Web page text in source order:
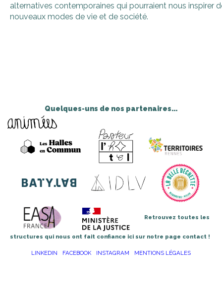
alternatives contemporaines qui pourraient nous inspirer
nouveaux modes de vie et de société.
Quelques-uns de nos partenaires...
Retrouvez toutes les
structures qui nous ont fait confiance ici sur notre page contact !
LINKEDIN FACEBOOK INSTAGRAM MENTIONS LÉGALES